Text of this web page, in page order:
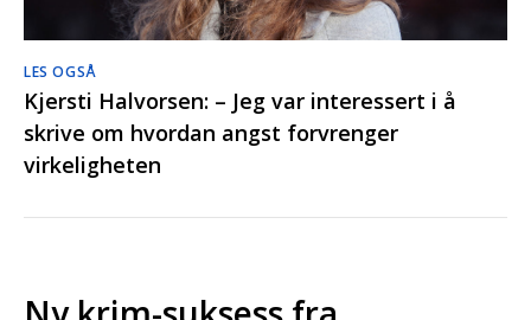
LES OGSÅ
Kjersti Halvorsen: – Jeg var interessert i å
skrive om hvordan angst forvrenger
virkeligheten